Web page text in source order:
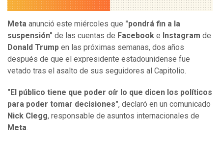
Meta anunció este miércoles que "pondrá fin a la
suspensión" de las cuentas de Facebook e Instagram de
Donald Trump en las próximas semanas, dos años
después de que el expresidente estadounidense fue
vetado tras el asalto de sus seguidores al Capitolio.
"El público tiene que poder oír lo que dicen los políticos
para poder tomar decisiones", declaró en un comunicado
Nick Clegg, responsable de asuntos internacionales de
Meta.